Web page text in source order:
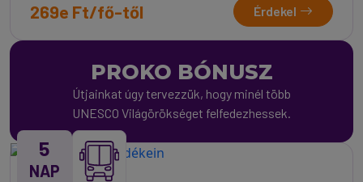
269e Ft/fő-től Érdekel
PROKO BÓNUSZ
Útjainkat úgy tervezzük, hogy minél több
UNESCO Világörökséget felfedezhessek.
5
NAP